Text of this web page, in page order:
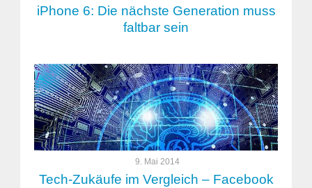
iPhone 6: Die nächste Generation muss
faltbar sein
9. Mai 2014
Tech-Zukäufe im Vergleich – Facebook